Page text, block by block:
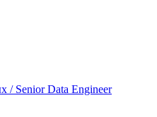
/ Senior Data Engineer